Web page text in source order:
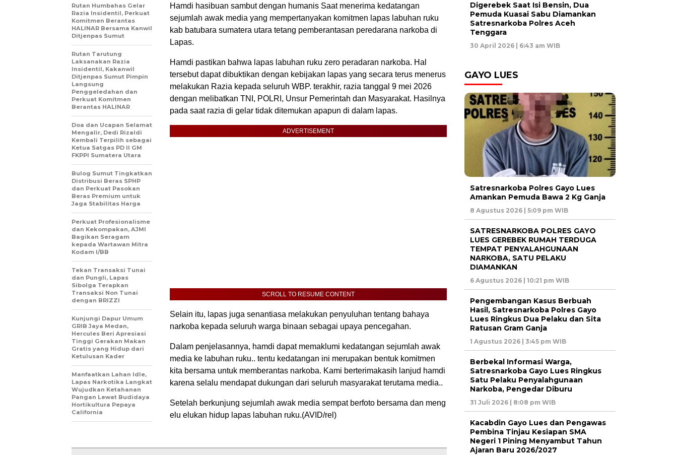
Hamdi hasibuan sambut dengan humanis Saat menerima kedatangan
sejumlah awak media yang mempertanyakan komitmen lapas labuhan ruku
kab batubara sumatera utara tetang pemberantasan peredarana narkoba di
Lapas.
Hamdi pastikan bahwa lapas labuhan ruku zero peradaran narkoba. Hal
tersebut dapat dibuktikan dengan kebijakan lapas yang secara terus menerus
melakukan Razia kepada seluruh WBP. terakhir, razia tanggal 9 mei 2026
dengan melibatkan TNI, POLRI, Unsur Pemerintah dan Masyarakat. Hasilnya
pada saat razia di gelar tidak ditemukan apapun di dalam lapas.
ADVERTISEMENT
SCROLL TO RESUME CONTENT
Selain itu, lapas juga senantiasa melakukan penyuluhan tentang bahaya
narkoba kepada seluruh warga binaan sebagai upaya pencegahan.
Dalam penjelasannya, hamdi dapat memaklumi kedatangan sejumlah awak
media ke labuhan ruku.. tentu kedatangan ini merupakan bentuk komitmen
kita bersama untuk memberantas narkoba. Kami berterimakasih lanjud hamdi
karena selalu mendapat dukungan dari seluruh masyarakat terutama media..
Setelah berkunjung sejumlah awak media sempat berfoto bersama dan meng
elu elukan hidup lapas labuhan ruku.(AVID/rel)
Rutan Humbahas Gelar
Razia Insidentil, Perkuat
Komitmen Berantas
HALINAR Bersama Kanwil
Ditjenpas Sumut
Rutan Tarutung
Laksanakan Razia
Insidentil, Kakanwil
Ditjenpas Sumut Pimpin
Langsung
Penggeledahan dan
Perkuat Komitmen
Berantas HALINAR
Doa dan Ucapan Selamat
Mengalir, Dedi Rizaldi
Kembali Terpilih sebagai
Ketua Satgas PD II GM
FKPPI Sumatera Utara
Bulog Sumut Tingkatkan
Distribusi Beras SPHP
dan Perkuat Pasokan
Beras Premium untuk
Jaga Stabilitas Harga
Perkuat Profesionalisme
dan Kekompakan, AJMI
Bagikan Seragam
kepada Wartawan Mitra
Kodam I/BB
Tekan Transaksi Tunai
dan Pungli, Lapas
Sibolga Terapkan
Transaksi Non Tunai
dengan BRIZZI
Kunjungi Dapur Umum
GRIB Jaya Medan,
Hercules Beri Apresiasi
Tinggi Gerakan Makan
Gratis yang Hidup dari
Ketulusan Kader
Manfaatkan Lahan Idle,
Lapas Narkotika Langkat
Wujudkan Ketahanan
Pangan Lewat Budidaya
Hortikultura Pepaya
California
Digerebek Saat Isi Bensin, Dua
Pemuda Kuasai Sabu Diamankan
Satresnarkoba Polres Aceh
Tenggara
30 April 2026 | 6:43 am WIB
GAYO LUES
Satresnarkoba Polres Gayo Lues
Amankan Pemuda Bawa 2 Kg Ganja
8 Agustus 2026 | 5:09 pm WIB
SATRESNARKOBA POLRES GAYO
LUES GEREBEK RUMAH TERDUGA
TEMPAT PENYALAHGUNAAN
NARKOBA, SATU PELAKU
DIAMANKAN
6 Agustus 2026 | 10:21 pm WIB
Pengembangan Kasus Berbuah
Hasil, Satresnarkoba Polres Gayo
Lues Ringkus Dua Pelaku dan Sita
Ratusan Gram Ganja
1 Agustus 2026 | 3:45 pm WIB
Berbekal Informasi Warga,
Satresnarkoba Gayo Lues Ringkus
Satu Pelaku Penyalahgunaan
Narkoba, Pengedar Diburu
31 Juli 2026 | 8:08 pm WIB
Kacabdin Gayo Lues dan Pengawas
Pembina Tinjau Kesiapan SMA
Negeri 1 Pining Menyambut Tahun
Ajaran Baru 2026/2027